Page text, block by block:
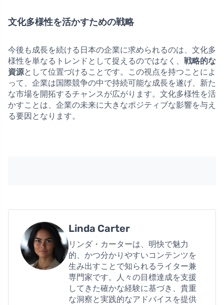
文化多様性を活かすための戦略
今後も成長を続ける日本の企業に求められるのは、文化多
様性を単なるトレンドとして捉えるのではなく、 戦略的な
資源として位置づけることです。この視点を持つことによ
って、企業は国際競争の中で持続可能な成長を遂げ、新た
な市場を開拓するチャンスが広がります。文化多様性を活
かすことは、企業の未来に大きなポジティブな影響を与え
る要因となります。
Linda Carter
リンダ・カーターは、明快で魅力
的、かつ分かりやすいコンテンツを
生み出すことで知られるライター兼
専門家です。人々の目標達成を支援
してきた確かな経験に基づき、貴重
な洞察と実践的なアドバイスを提供